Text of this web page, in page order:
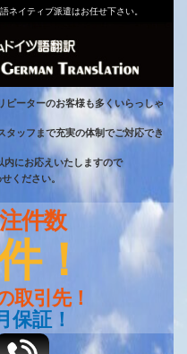
ティブ派遣はお任せ下さい。
ピーターのお客様も多くいらっしゃ
ッフまで充実の体制でご対応でき
にお応えいたしますので
ください。
件数
！
取引先！
保証！